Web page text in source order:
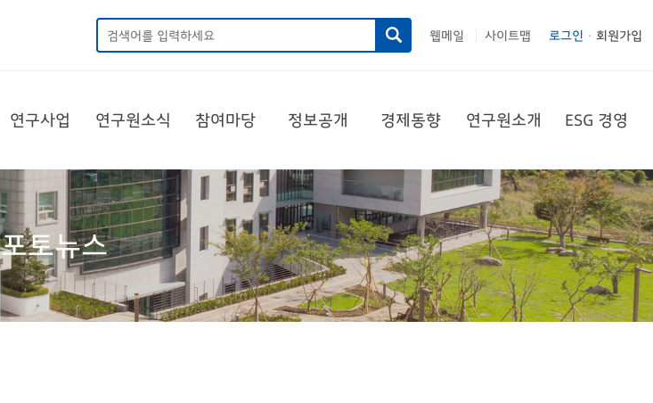
웹메일 사이트맵 로그인 회원가입
연구사업 연구원소식 참여마당 정보공개 경제동향 연구원소개 ESG 경영
포토뉴스